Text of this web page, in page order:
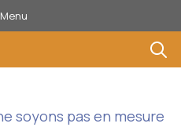
Menu
soyons pas en mesure